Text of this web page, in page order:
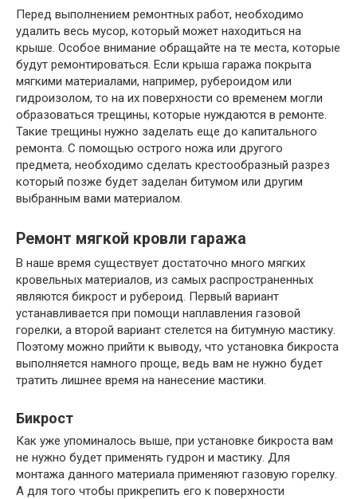
Перед выполнением ремонтных работ, необходимо
удалить весь мусор, который может находиться на
крыше. Особое внимание обращайте на те места, которые
будут ремонтироваться. Если крыша гаража покрыта
мягкими материалами, например, рубероидом или
гидроизолом, то на их поверхности со временем могли
образоваться трещины, которые нуждаются в ремонте.
Такие трещины нужно заделать еще до капитального
ремонта. С помощью острого ножа или другого
предмета, необходимо сделать крестообразный разрез
который позже будет заделан битумом или другим
выбранным вами материалом.
Ремонт мягкой кровли гаража
В наше время существует достаточно много мягких
кровельных материалов, из самых распространенных
являются бикрост и рубероид. Первый вариант
устанавливается при помощи наплавления газовой
горелки, а второй вариант стелется на битумную мастику.
Поэтому можно прийти к выводу, что установка бикроста
выполняется намного проще, ведь вам не нужно будет
тратить лишнее время на нанесение мастики.
Бикрост
Как уже упоминалось выше, при установке бикроста вам
не нужно будет применять гудрон и мастику. Для
монтажа данного материала применяют газовую горелку.
А для того чтобы прикрепить его к поверхности